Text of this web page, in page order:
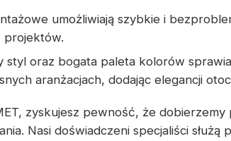
umożliwiają szybkie i
projektów.
styl oraz bogata paleta kolorów
aranżacjach, dodając elegancji
zyskujesz pewność, że
Nasi doświadczeni specjaliści służą